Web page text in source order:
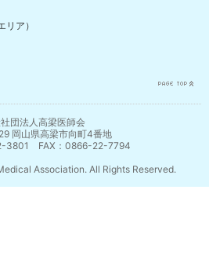
リア）
団法人高梁医師会
岡山県高梁市向町4番地
3801 FAX：0866-22-7794
Association. All Rights Reserved.